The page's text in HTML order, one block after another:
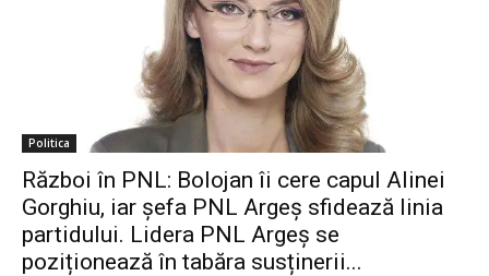
Politica
Război în PNL: Bolojan îi cere capul Alinei
Gorghiu, iar șefa PNL Argeș sfidează linia
partidului. Lidera PNL Argeș se
poziționează în tabăra susținerii...